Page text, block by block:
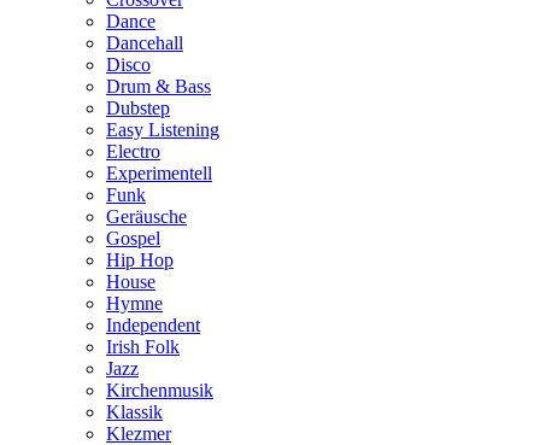
Dance
Dancehall
Disco
Drum & Bass
Dubstep
Easy Listening
Electro
Experimentell
Funk
Geräusche
Gospel
Hip Hop
House
Hymne
Independent
Irish Folk
Jazz
Kirchenmusik
Klassik
Klezmer